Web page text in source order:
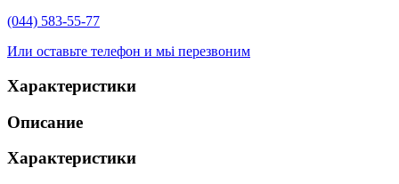
(044) 583-55-77
Или оставьте телефон и мьі перезвоним
Характеристики
Описание
Характеристики